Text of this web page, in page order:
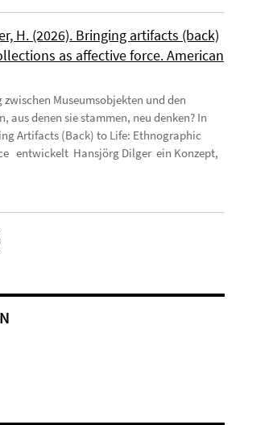
H. (2026). Bringing artifacts (back)
as affective force. American
Museumsobjekten und den
aus denen sie stammen, neu denken? In
Artifacts (Back) to Life: Ethnographic
entwickelt Hansjörg Dilger ein Konzept,